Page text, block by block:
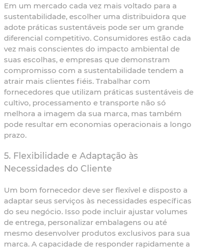
Em um mercado cada vez mais voltado para a
sustentabilidade, escolher uma distribuidora que
adote práticas sustentáveis pode ser um grande
diferencial competitivo. Consumidores estão cada
vez mais conscientes do impacto ambiental de
suas escolhas, e empresas que demonstram
compromisso com a sustentabilidade tendem a
atrair mais clientes fiéis. Trabalhar com
fornecedores que utilizam práticas sustentáveis de
cultivo, processamento e transporte não só
melhora a imagem da sua marca, mas também
pode resultar em economias operacionais a longo
prazo.
5. Flexibilidade e Adaptação às
Necessidades do Cliente
Um bom fornecedor deve ser flexível e disposto a
adaptar seus serviços às necessidades específicas
do seu negócio. Isso pode incluir ajustar volumes
de entrega, personalizar embalagens ou até
mesmo desenvolver produtos exclusivos para sua
marca. A capacidade de responder rapidamente a